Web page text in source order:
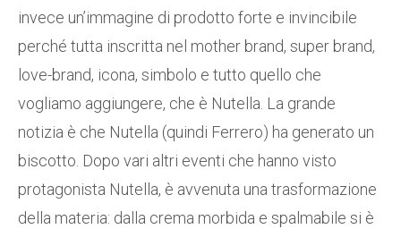
invece un’immagine di prodotto forte e invincibile
perché tutta inscritta nel mother brand, super brand,
love-brand, icona, simbolo e tutto quello che
vogliamo aggiungere, che è Nutella. La grande
notizia è che Nutella (quindi Ferrero) ha generato un
biscotto. Dopo vari altri eventi che hanno visto
protagonista Nutella, è avvenuta una trasformazione
della materia: dalla crema morbida e spalmabile si è